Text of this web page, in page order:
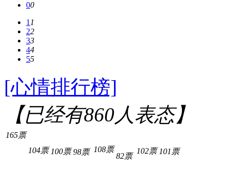
00
11
22
33
44
55
[心情排行榜]
【已经有860人表态】
165票
104票 100票 98票 108票
82票
102票 101票